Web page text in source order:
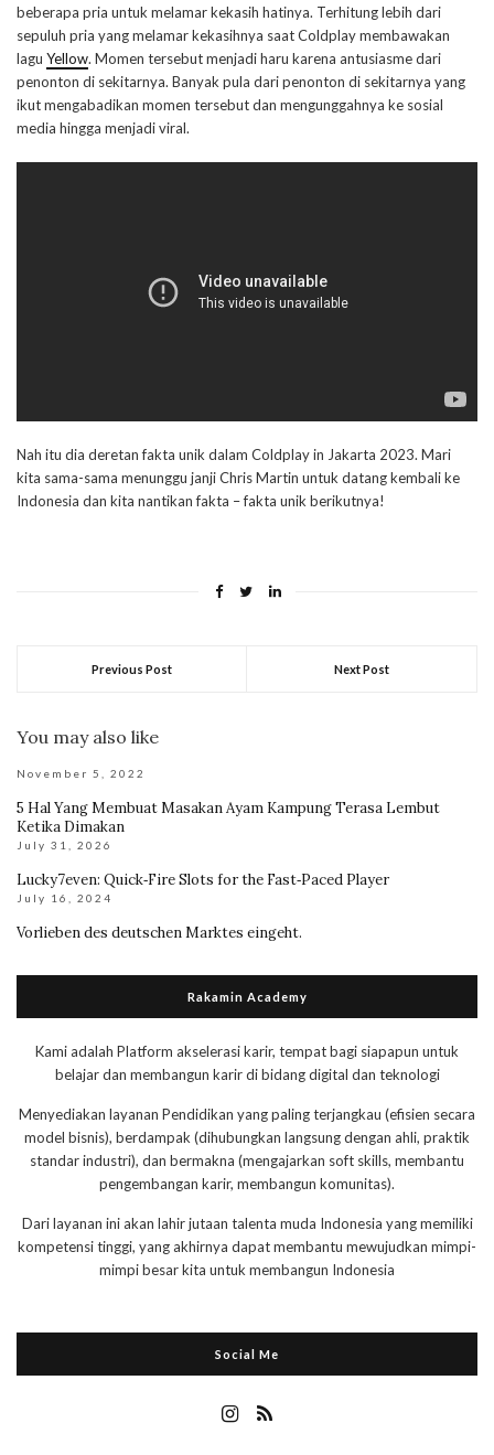
beberapa pria untuk melamar kekasih hatinya. Terhitung lebih dari
sepuluh pria yang melamar kekasihnya saat Coldplay membawakan
lagu Yellow. Momen tersebut menjadi haru karena antusiasme dari
penonton di sekitarnya. Banyak pula dari penonton di sekitarnya yang
ikut mengabadikan momen tersebut dan mengunggahnya ke sosial
media hingga menjadi viral.
Nah itu dia deretan fakta unik dalam Coldplay in Jakarta 2023. Mari
kita sama-sama menunggu janji Chris Martin untuk datang kembali ke
Indonesia dan kita nantikan fakta – fakta unik berikutnya!
Previous Post Next Post
You may also like
November 5, 2022
5 Hal Yang Membuat Masakan Ayam Kampung Terasa Lembut
Ketika Dimakan
July 31, 2026
Lucky7even: Quick‑Fire Slots for the Fast‑Paced Player
July 16, 2024
Vorlieben des deutschen Marktes eingeht.
Rakamin Academy
Kami adalah Platform akselerasi karir, tempat bagi siapapun untuk
belajar dan membangun karir di bidang digital dan teknologi
Menyediakan layanan Pendidikan yang paling terjangkau (efisien secara
model bisnis), berdampak (dihubungkan langsung dengan ahli, praktik
standar industri), dan bermakna (mengajarkan soft skills, membantu
pengembangan karir, membangun komunitas).
Dari layanan ini akan lahir jutaan talenta muda Indonesia yang memiliki
kompetensi tinggi, yang akhirnya dapat membantu mewujudkan mimpi-
mimpi besar kita untuk membangun Indonesia
Social Me